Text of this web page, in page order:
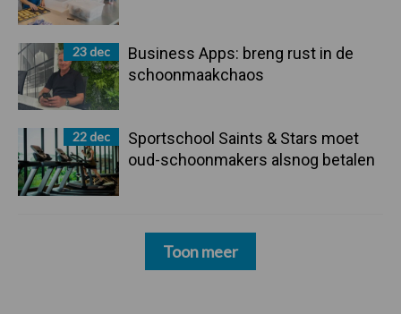
23 dec
Business Apps: breng rust in de
schoonmaakchaos
22 dec
Sportschool Saints & Stars moet
oud-schoonmakers alsnog betalen
Toon meer